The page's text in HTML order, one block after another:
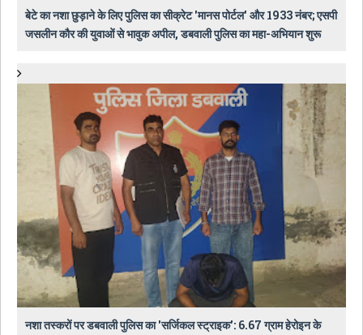
बेटे का नशा छुड़ाने के लिए पुलिस का सीक्रेट 'मानस पोर्टल' और 1933 नंबर; एसपी
जसलीन कौर की युवाओं से भावुक अपील, डबवाली पुलिस का महा-अभियान शुरू
नशा तस्करों पर डबवाली पुलिस का 'सर्जिकल स्ट्राइक': 6.67 ग्राम हेरोइन के